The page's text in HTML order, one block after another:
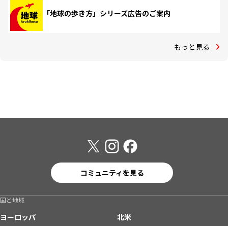
「地球の歩き方」シリーズ広告のご案内
もっと見る
コミュニティを見る
国と地域
ヨーロッパ
北米